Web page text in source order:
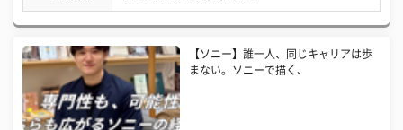
【ソニー】誰一人、同じキャリアは歩
まない。ソニーで描く、